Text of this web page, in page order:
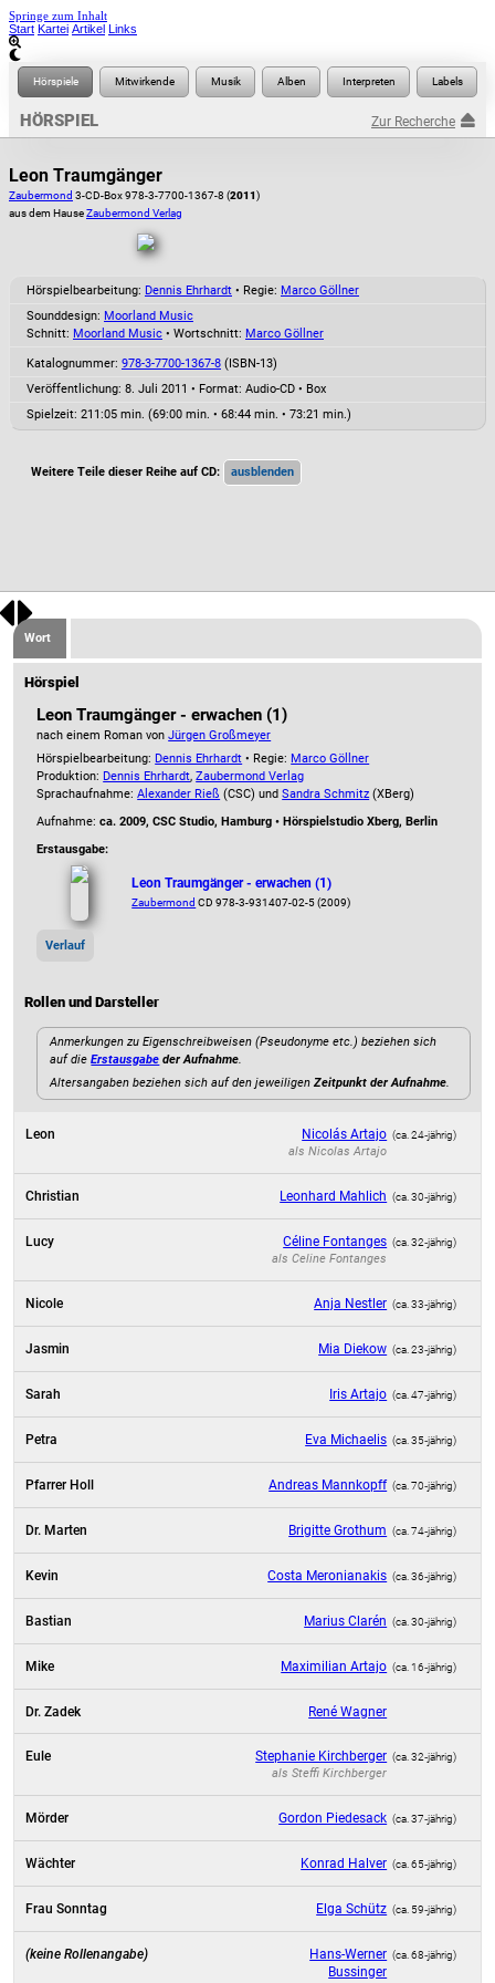
Springe zum Inhalt
Start Kartei Artikel Links
HÖRSPIEL Zur Recherche
Leon Traumgänger
Zaubermond 3-CD-Box 978-3-7700-1367-8 (2011 )
aus dem HauseZaubermond Verlag
Hörspielbearbeitung: Dennis Ehrhardt • Regie: Marco Göllner
Sounddesign: Moorland Music
Schnitt: Moorland Music • Wortschnitt: Marco Göllner
Katalognummer: 978-3-7700-1367-8 (ISBN-13)
Veröffentlichung: 8. Juli 2011 • Format: Audio-CD • Box
Spielzeit: 211:05 min. (69:00 min. • 68:44 min. • 73:21 min.)
Weitere Teile dieser Reihe auf CD:
Wort
Hörspiel
Leon Traumgänger - erwachen (1)
nach einem Roman vonJürgen Großmeyer
Hörspielbearbeitung: Dennis Ehrhardt • Regie: Marco Göllner
Produktion: Dennis Ehrhardt,Zaubermond Verlag
Sprachaufnahme:Alexander Rieß (CSC) undSandra Schmitz (XBerg)
Aufnahme:ca. 2009, CSC Studio, Hamburg • Hörspielstudio Xberg, Berlin
Erstausgabe:
Leon Traumgänger - erwachen (1)
Zaubermond CD 978-3-931407-02-5 (2009)
Verlauf
Rollen und Darsteller
Anmerkungen zu Eigenschreibweisen (Pseudonyme etc.) beziehen sich
auf dieErstausgabe der Aufnahme.
Altersangaben beziehen sich auf den jeweiligenZeitpunkt der Aufnahme.
Leon Nicolás Artajo
alsNicolas Artajo
(ca. 24‑jährig)
Christian Leonhard Mahlich (ca. 30‑jährig)
Lucy Céline Fontanges
alsCeline Fontanges
(ca. 32‑jährig)
Nicole Anja Nestler (ca. 33‑jährig)
Jasmin Mia Diekow (ca. 23‑jährig)
Sarah Iris Artajo (ca. 47‑jährig)
Petra Eva Michaelis (ca. 35‑jährig)
Pfarrer Holl Andreas Mannkopff (ca. 70‑jährig)
Dr. Marten Brigitte Grothum (ca. 74‑jährig)
Kevin Costa Meronianakis (ca. 36‑jährig)
Bastian Marius Clarén (ca. 30‑jährig)
Mike Maximilian Artajo (ca. 16‑jährig)
Dr. Zadek René Wagner
Eule Stephanie Kirchberger
alsSteffi Kirchberger
(ca. 32‑jährig)
Mörder Gordon Piedesack (ca. 37‑jährig)
Wächter Konrad Halver (ca. 65‑jährig)
Frau Sonntag Elga Schütz (ca. 59‑jährig)
(keine Rollenangabe)
Hans-Werner
Bussinger
(ca. 68‑jährig)